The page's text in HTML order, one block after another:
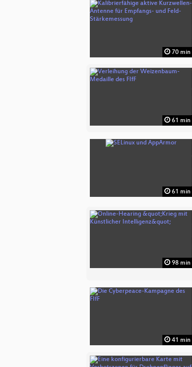
70 min
61 min
61 min
98 min
41 min